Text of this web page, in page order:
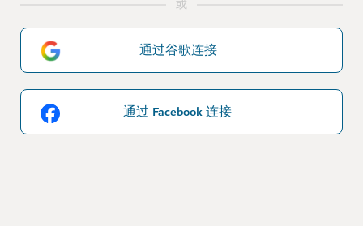
或
通过谷歌连接
通过 Facebook 连接